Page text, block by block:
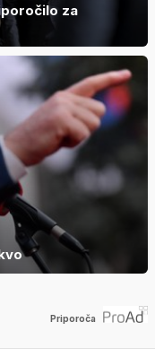
za
Priporoča